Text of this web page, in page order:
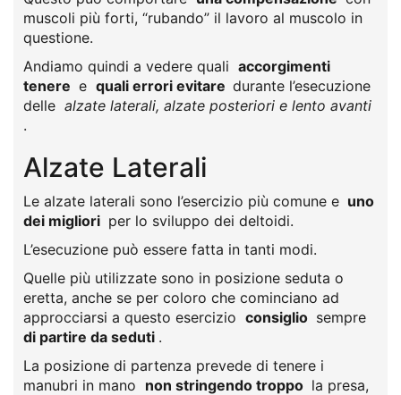
muscoli più forti, “rubando” il lavoro al muscolo in
questione.
Andiamo quindi a vedere quali accorgimenti
tenere e quali errori evitare durante l’esecuzione
delle alzate laterali, alzate posteriori e lento avanti
.
Alzate Laterali
Le alzate laterali sono l’esercizio più comune e uno
dei migliori per lo sviluppo dei deltoidi.
L’esecuzione può essere fatta in tanti modi.
Quelle più utilizzate sono in posizione seduta o
eretta, anche se per coloro che cominciano ad
approcciarsi a questo esercizio consiglio sempre
di partire da seduti .
La posizione di partenza prevede di tenere i
manubri in mano non stringendo troppo la presa,